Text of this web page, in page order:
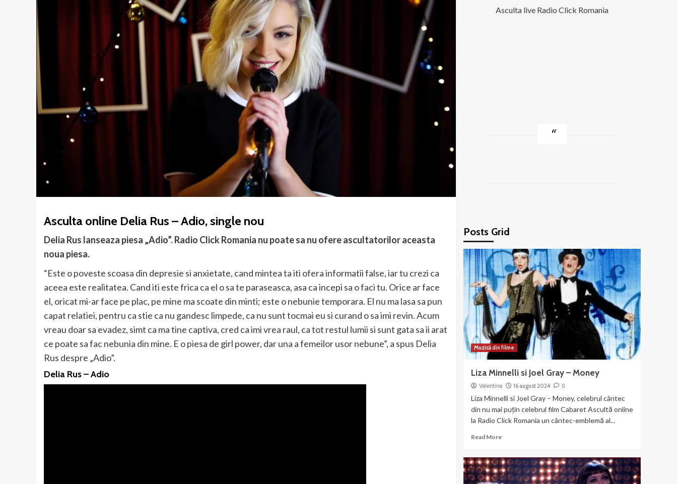
Asculta online Delia Rus – Adio, single nou
Delia Rus lanseaza piesa „Adio”. Radio Click Romania nu poate sa nu ofere ascultatorilor aceasta
noua piesa.
“Este o poveste scoasa din depresie si anxietate, cand mintea ta iti ofera informatii false, iar tu crezi ca
aceea este realitatea. Cand iti este frica ca el o sa te paraseasca, asa ca incepi sa o faci tu. Orice ar face
el, oricat mi-ar face pe plac, pe mine ma scoate din minti; este o nebunie temporara. El nu ma lasa sa pun
capat relatiei, pentru ca stie ca nu gandesc limpede, ca nu sunt tocmai eu si curand o sa imi revin. Acum
vreau doar sa evadez, simt ca ma tine captiva, cred ca imi vrea raul, ca tot restul lumii si sunt gata sa ii arat
ce poate sa fac nebunia din mine. E o piesa de girl power, dar una a femeilor usor nebune”, a spus Delia
Rus despre „Adio”.
Delia Rus – Adio
Asculta live Radio Click Romania
Posts Grid
Muzică din filme
Liza Minnelli si Joel Gray – Money
Valentina 16 august 2024 0
Liza Minnelli si Joel Gray – Money, celebrul cântec
din nu mai puțin celebrul film Cabaret Ascultă online
la Radio Click Romania un cântec-emblemă al...
Read MoreRead
Liza
Minnelli